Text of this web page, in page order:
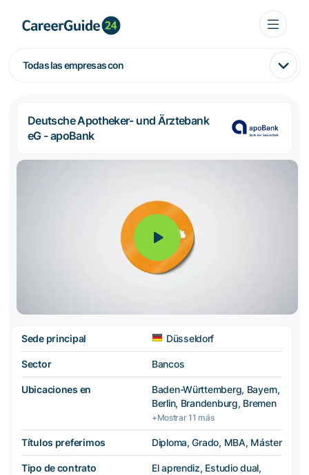
Todas las empresas con
Deutsche Apotheker- und Ärztebank
eG - apoBank
Sede principal Düsseldorf
Sector Bancos
Ubicaciones en
Baden-Württemberg, Bayern,
Berlin, Brandenburg, Bremen
+Mostrar 11 más
Títulos preferimos Diploma, Grado, MBA, Máster
Tipo de contrato
El aprendiz, Estudio dual,